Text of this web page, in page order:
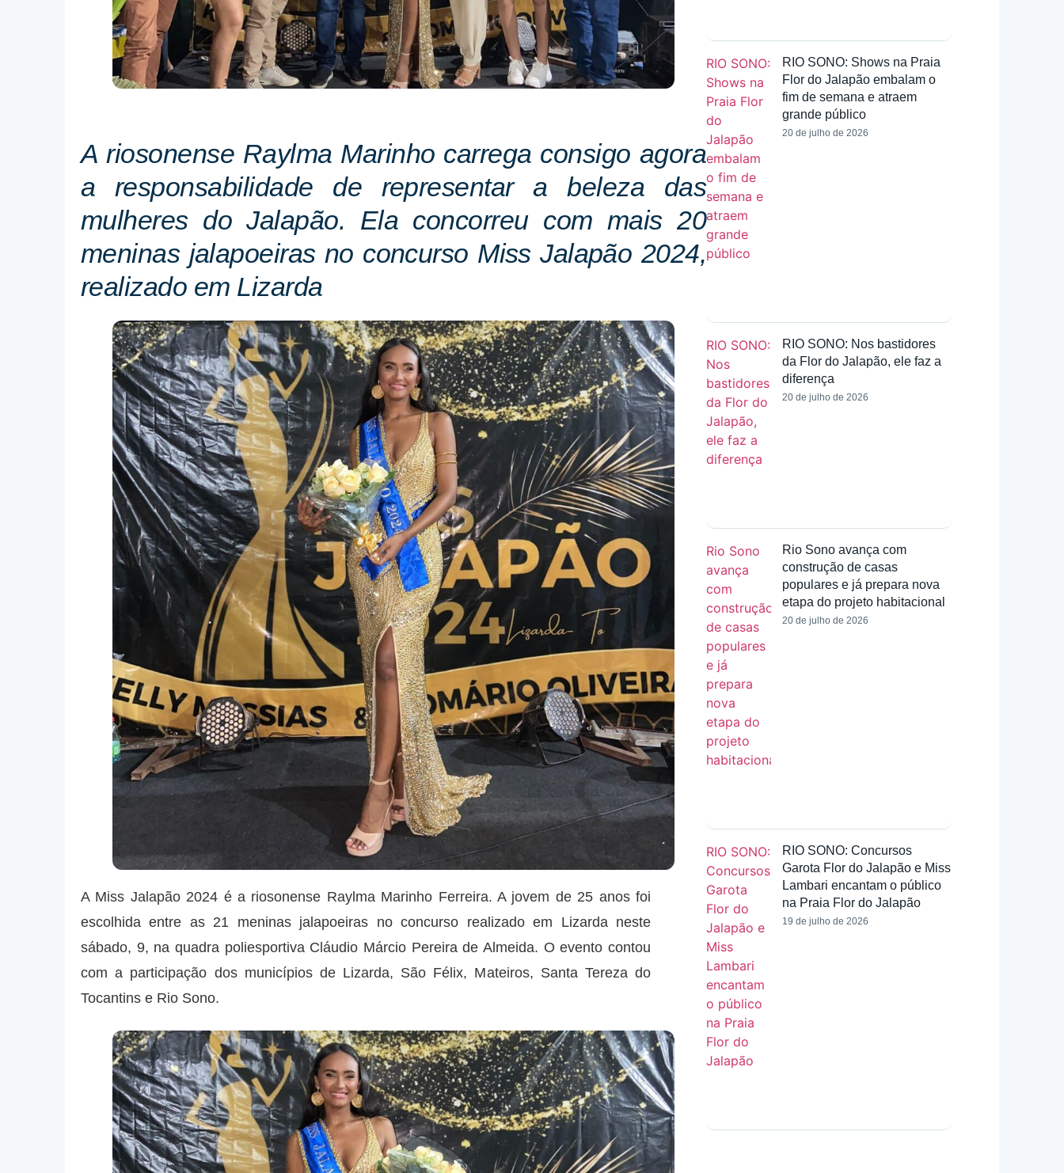
A riosonense Raylma Marinho carrega consigo agora
a responsabilidade de representar a beleza das
mulheres do Jalapão. Ela concorreu com mais 20
meninas jalapoeiras no concurso Miss Jalapão 2024,
realizado em Lizarda
A Miss Jalapão 2024 é a riosonense Raylma Marinho Ferreira. A jovem de 25 anos foi
escolhida entre as 21 meninas jalapoeiras no concurso realizado em Lizarda neste
sábado, 9, na quadra poliesportiva Cláudio Márcio Pereira de Almeida. O evento contou
com a participação dos municípios de Lizarda, São Félix, Mateiros, Santa Tereza do
Tocantins e Rio Sono.
RIO SONO: Shows na Praia
Flor do Jalapão embalam o
fim de semana e atraem
grande público
20 de julho de 2026
RIO SONO: Nos bastidores
da Flor do Jalapão, ele faz a
diferença
20 de julho de 2026
Rio Sono avança com
construção de casas
populares e já prepara nova
etapa do projeto habitacional
20 de julho de 2026
RIO SONO: Concursos
Garota Flor do Jalapão e Miss
Lambari encantam o público
na Praia Flor do Jalapão
19 de julho de 2026